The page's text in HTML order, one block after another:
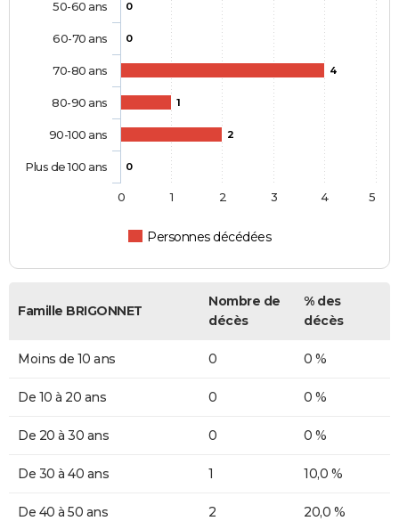
0
0
4
1
2
0
Personnes décédées
50-60 ans
60-70 ans
70-80 ans
80-90 ans
90-100 ans
Plus de 100 ans
0 1 2 3 4 5
Famille BRIGONNET
Nombre de
décès
% des
décès
Moins de 10 ans 0 0 %
De 10 à 20 ans 0 0 %
De 20 à 30 ans 0 0 %
De 30 à 40 ans 1 10,0 %
De 40 à 50 ans 2 20,0 %